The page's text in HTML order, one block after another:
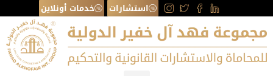
استشارات خدمات أونلاين